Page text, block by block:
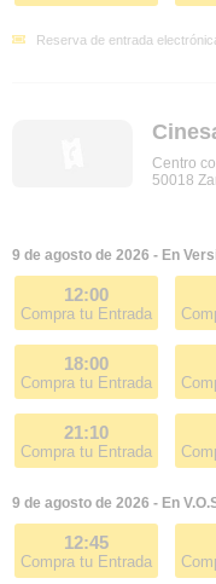
Reserva de entrada
Centro
50018
9 de agosto de 2026 - En
12:00
Compra tu Entrada
18:00
Compra tu Entrada
21:10
Compra tu Entrada
9 de agosto de 2026 - En
12:45
Compra tu Entrada